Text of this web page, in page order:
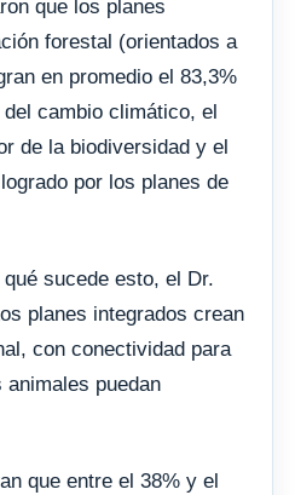
que los planes
forestal (orientados a
en promedio el 83,3%
cambio climático, el
de la biodiversidad y el
por los planes de
sucede esto, el Dr.
planes integrados crean
con conectividad para
puedan
que entre el 38% y el